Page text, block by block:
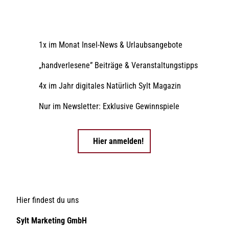
1x im Monat Insel-News & Urlaubsangebote
„handverlesene” Beiträge & Veranstaltungstipps
4x im Jahr digitales Natürlich Sylt Magazin
Nur im Newsletter: Exklusive Gewinnspiele
Hier anmelden!
Hier findest du uns
Sylt Marketing GmbH